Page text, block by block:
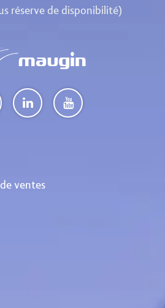
réserve de disponibilité)
ventes